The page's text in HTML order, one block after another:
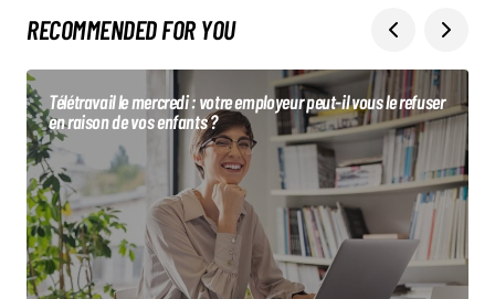
RECOMMENDED FOR YOU
Télétravail le mercredi : votre employeur peut-il vous le refuser
en raison de vos enfants ?